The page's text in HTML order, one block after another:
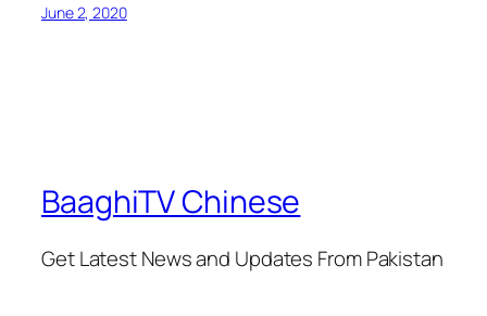
June 2, 2020
BaaghiTV Chinese
Get Latest News and Updates From Pakistan